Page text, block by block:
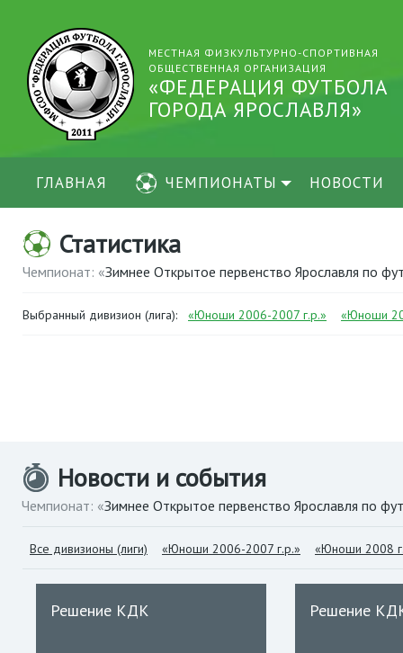
МЕСТНАЯ ФИЗКУЛЬТУРНО-СПОРТИВНАЯ
ОБЩЕСТВЕННАЯ ОРГАНИЗАЦИЯ
«ФЕДЕРАЦИЯ ФУТБОЛА
ГОРОДА ЯРОСЛАВЛЯ»
ГЛАВНАЯ ЧЕМПИОНАТЫ НОВОСТИ
Статистика
Чемпионат: «Зимнее Открытое первенство Ярославля по
Выбранный дивизион (лига): «Юноши 2006-2007 г.р.» «Юноши
Новости и события
Чемпионат: «Зимнее Открытое первенство Ярославля по
Все дивизионы (лиги) «Юноши 2006-2007 г.р.» «Юноши 2008
Решение КДК Решение